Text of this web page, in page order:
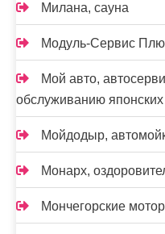
Милана, сауна
Модуль-Сервис
Мой авто,
обслуживанию
Мойдодыр,
Монарх,
Мончегорские